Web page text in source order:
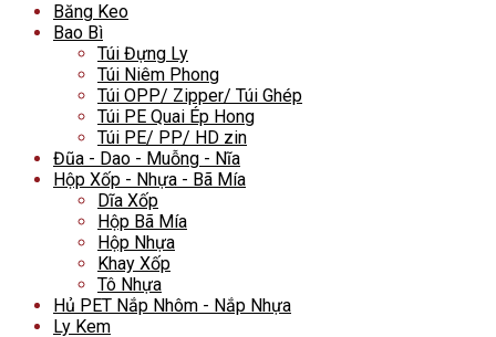
Băng Keo
Bao Bì
Túi Đựng Ly
Túi Niêm Phong
Túi OPP/ Zipper/ Túi Ghép
Túi PE Quai Ép Hong
Túi PE/ PP/ HD zin
Đũa - Dao - Muỗng - Nĩa
Hộp Xốp - Nhựa - Bã Mía
Dĩa Xốp
Hộp Bã Mía
Hộp Nhựa
Khay Xốp
Tô Nhựa
Hủ PET Nắp Nhôm - Nắp Nhựa
Ly Kem